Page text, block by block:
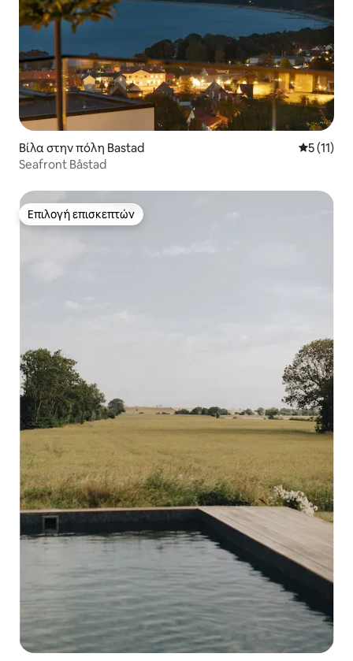
Βίλα στην πόλη Bastad Μέση
5 (11)
Seafront Båstad
Επιλογή επισκεπτών
Επιλογή επισκεπτών